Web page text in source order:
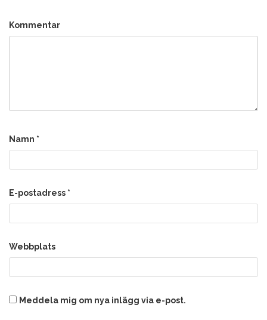
Kommentar
Namn *
E-postadress *
Webbplats
Meddela mig om nya inlägg via e-post.